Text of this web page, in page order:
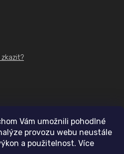
Vám umožnili pohodlné
provozu webu neustále
a použitelnost. Více